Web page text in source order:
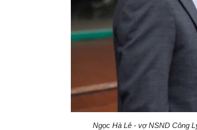
Ngọc Hà Lê - vợ NSND Công